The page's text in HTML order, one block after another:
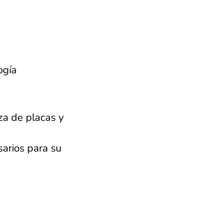
de placas y
para su